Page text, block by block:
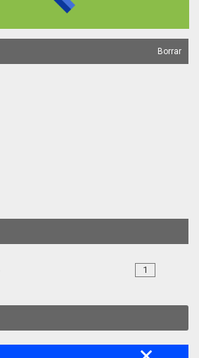
Borrar
1